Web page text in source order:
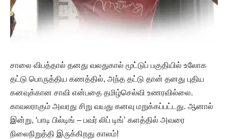
சாலை விபத்தால் தனது வலதுகால் மூட்டுப் பகுதியில் உலோக
தட்டு பொருத்திய கணத்தில், அந்த தட்டு தான் தனது புதிய
கனவுக்கான சாவி என்பதை தமிழ்செல்வி உணரவில்லை.
காவலராகும் அவரது சிறு வயது கனவு மறுக்கப்பட்டது. ஆனால்
இன்று, ‘பாடி பில்டிங் – பவர் லிப் டிங்’ களத்தில் அவரை
நிலைநிறுத்தி இருக்கிறது காலம்!